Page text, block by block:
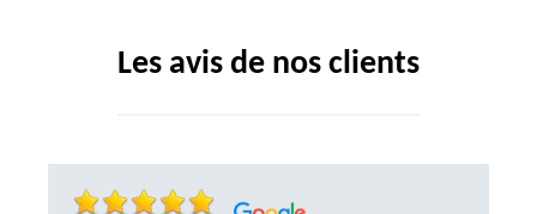
Les avis de nos clients